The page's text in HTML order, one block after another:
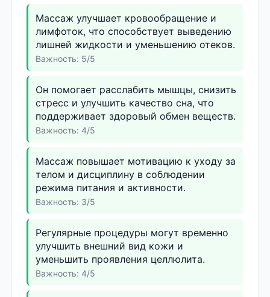
Массаж улучшает кровообращение и
лимфоток, что способствует выведению
лишней жидкости и уменьшению отеков.
Важность: 5/5
Он помогает расслабить мышцы, снизить
стресс и улучшить качество сна, что
поддерживает здоровый обмен веществ.
Важность: 4/5
Массаж повышает мотивацию к уходу за
телом и дисциплину в соблюдении
режима питания и активности.
Важность: 3/5
Регулярные процедуры могут временно
улучшить внешний вид кожи и
уменьшить проявления целлюлита.
Важность: 4/5